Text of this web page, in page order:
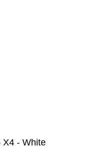
X4 - White